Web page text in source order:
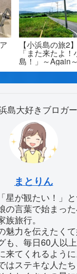
【小浜島の旅3
るぶしホテルは
ない混み方！〇
け！【1日目】
島大好きブロガー
まとりん
星が観たい！」
の言葉で始まっ
旅行。
魅力を伝えたく
も、毎日60人以
来てくれるように
はステキな人たち